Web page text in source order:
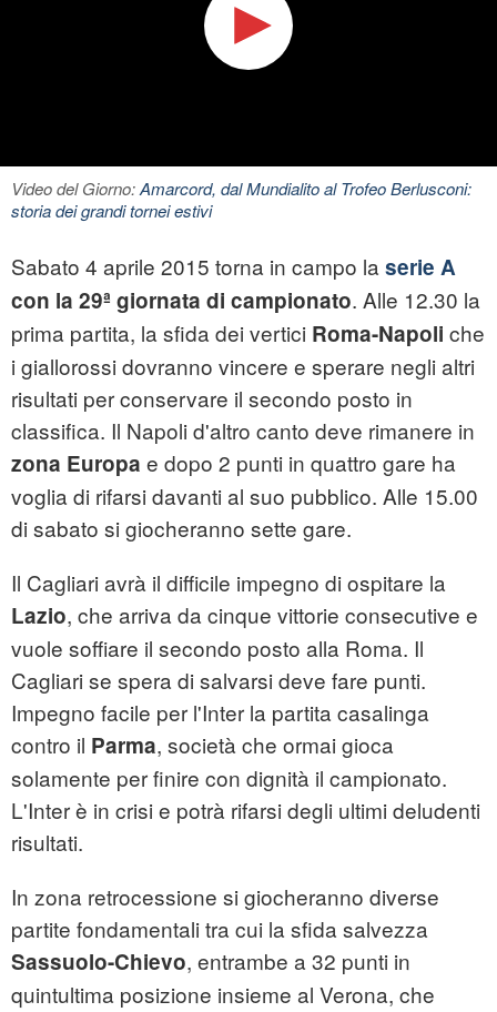
Video del Giorno:Amarcord, dal Mundialito al Trofeo Berlusconi:
storia dei grandi tornei estivi
Sabato 4 aprile 2015 torna in campo la serie A
con la 29ª giornata di campionato. Alle 12.30 la
prima partita, la sfida dei vertici Roma-Napoli che
i giallorossi dovranno vincere e sperare negli altri
risultati per conservare il secondo posto in
classifica. Il Napoli d'altro canto deve rimanere in
zona Europa e dopo 2 punti in quattro gare ha
voglia di rifarsi davanti al suo pubblico. Alle 15.00
di sabato si giocheranno sette gare.
Il Cagliari avrà il difficile impegno di ospitare la
Lazio, che arriva da cinque vittorie consecutive e
vuole soffiare il secondo posto alla Roma. Il
Cagliari se spera di salvarsi deve fare punti.
Impegno facile per l'Inter la partita casalinga
contro il Parma, società che ormai gioca
solamente per finire con dignità il campionato.
L'Inter è in crisi e potrà rifarsi degli ultimi deludenti
risultati.
In zona retrocessione si giocheranno diverse
partite fondamentali tra cui la sfida salvezza
Sassuolo-Chievo, entrambe a 32 punti in
quintultima posizione insieme al Verona, che